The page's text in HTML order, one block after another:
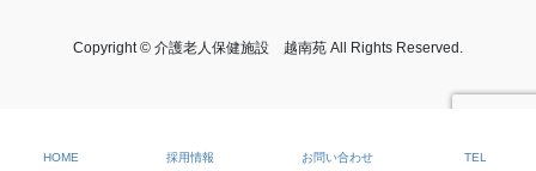
Copyright © 介護老人保健施設 越南苑 All Rights Reserved.
HOME 採用情報 お問い合わせ TEL